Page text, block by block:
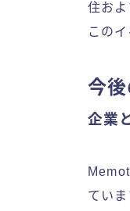
住お
この
今
企業
てい